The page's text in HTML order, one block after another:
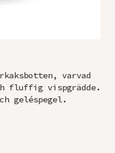
varvad
fluffig vispgrädde.
geléspegel.